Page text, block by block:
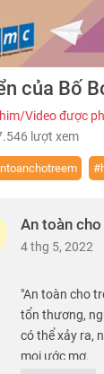
của Bố
Video được
lượt xem
An toàn
4 thg 5, 2022
"An toàn cho
tổn thương,
có thể xảy ra,
mọi ước mơ.